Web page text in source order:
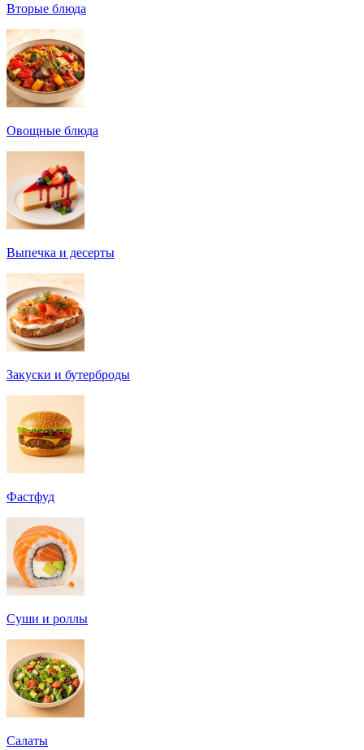
Вторые блюда
Овощные блюда
Выпечка и десерты
Закуски и бутерброды
Фастфуд
Суши и роллы
Салаты